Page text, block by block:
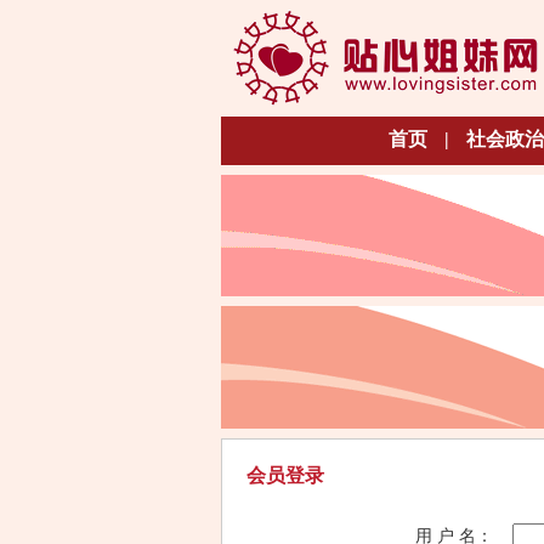
首页 | 社会政治
会员登录
用 户 名：